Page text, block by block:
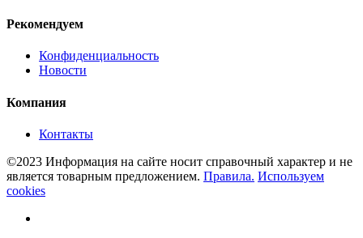
Рекомендуем
Конфиденциальность
Новости
Компания
Контакты
©2023 Информация на сайте носит справочный характер и не
является товарным предложением. Правила. Используем
cookies